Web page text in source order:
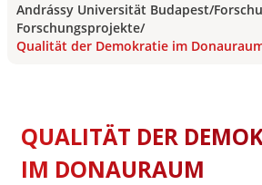
Andrássy Universität Budapest/
Forschungsprojekte/
Qualität der Demokratie im
QUALITÄT DER
IM DONAURAUM